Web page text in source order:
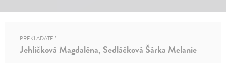
PREKLADATEĽ
Jehličková Magdaléna, Sedláčková Šárka Melanie